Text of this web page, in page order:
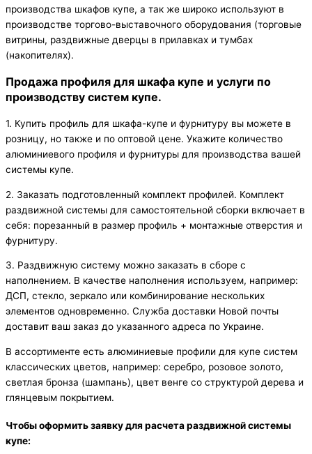
производства шкафов купе, а так же широко используют в
производстве торгово-выставочного оборудования (торговые
витрины, раздвижные дверцы в прилавках и тумбах
(накопителях).
Продажа профиля для шкафа купе и услуги по
производству систем купе.
1. Купить профиль для шкафа-купе и фурнитуру вы можете в
розницу, но также и по оптовой цене. Укажите количество
алюминиевого профиля и фурнитуры для производства вашей
системы купе.
2. Заказать подготовленный комплект профилей. Комплект
раздвижной системы для самостоятельной сборки включает в
себя: порезанный в размер профиль + монтажные отверстия и
фурнитуру.
3. Раздвижную систему можно заказать в сборе с
наполнением. В качестве наполнения используем, например:
ДСП, стекло, зеркало или комбинирование нескольких
элементов одновременно. Служба доставки Новой почты
доставит ваш заказ до указанного адреса по Украине.
В ассортименте есть алюминиевые профили для купе систем
классических цветов, например: серебро, розовое золото,
светлая бронза (шампань), цвет венге со структурой дерева и
глянцевым покрытием.
Чтобы оформить заявку для расчета раздвижной системы
купе: